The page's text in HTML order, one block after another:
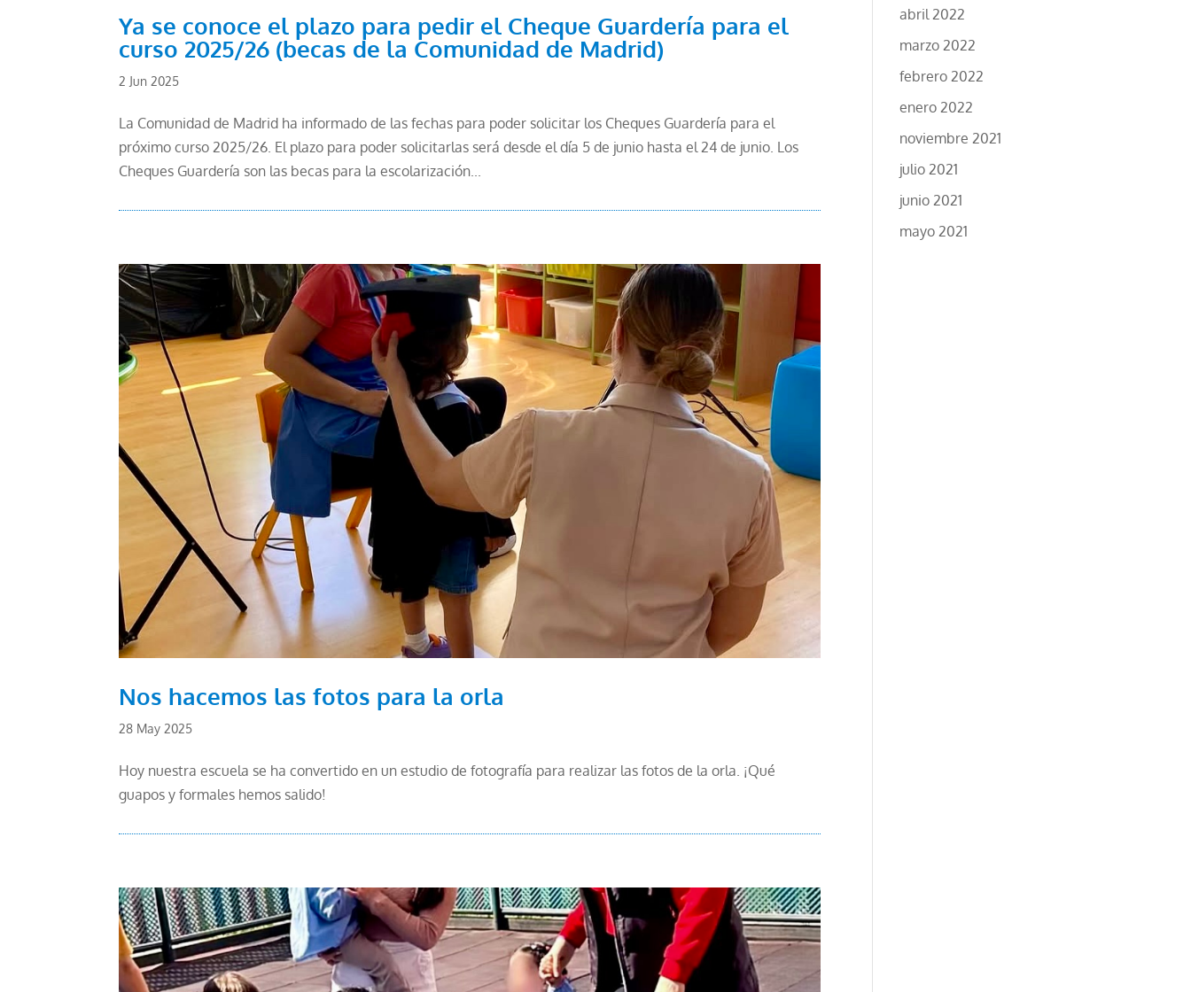
Ya se conoce el plazo para pedir el Cheque Guardería para el
curso 2025/26 (becas de la Comunidad de Madrid)
2 Jun 2025
La Comunidad de Madrid ha informado de las fechas para poder solicitar los Cheques Guardería para el
próximo curso 2025/26. El plazo para poder solicitarlas será desde el día 5 de junio hasta el 24 de junio. Los
Cheques Guardería son las becas para la escolarización...
Nos hacemos las fotos para la orla
28 May 2025
Hoy nuestra escuela se ha convertido en un estudio de fotografía para realizar las fotos de la orla. ¡Qué
guapos y formales hemos salido!
abril 2022
marzo 2022
febrero 2022
enero 2022
noviembre 2021
julio 2021
junio 2021
mayo 2021